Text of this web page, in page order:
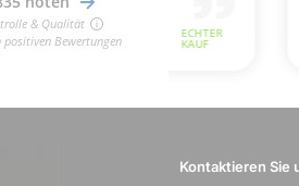
Kontaktieren Sie